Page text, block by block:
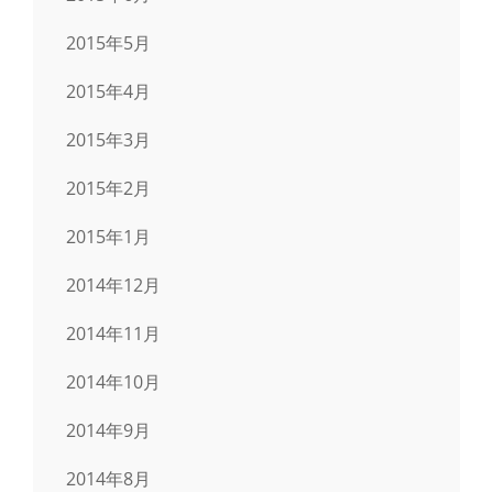
2015年5月
2015年4月
2015年3月
2015年2月
2015年1月
2014年12月
2014年11月
2014年10月
2014年9月
2014年8月